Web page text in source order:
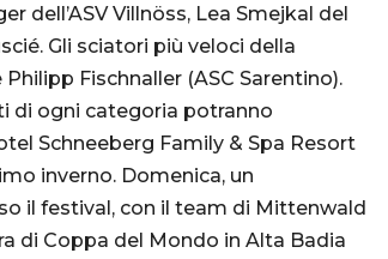
dell’ASV Villnöss, Lea Smejkal del
Gli sciatori più veloci della
Fischnaller (ASC Sarentino).
di ogni categoria potranno
Schneeberg Family & Spa Resort
inverno. Domenica, un
il festival, con il team di Mittenwald
di Coppa del Mondo in Alta Badia